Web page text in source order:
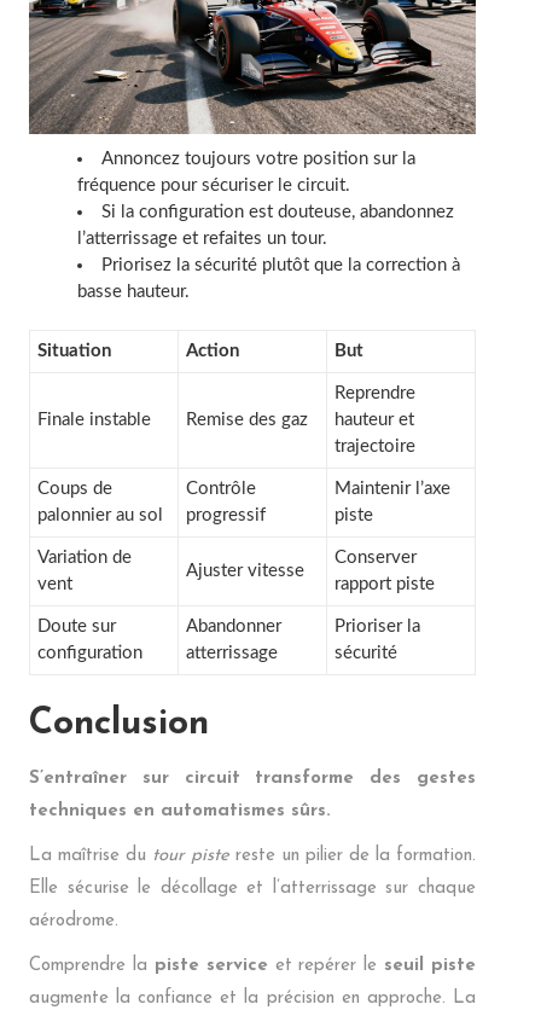
Annoncez toujours votre position sur la
fréquence pour sécuriser le circuit.
Si la configuration est douteuse, abandonnez
l’atterrissage et refaites un tour.
Priorisez la sécurité plutôt que la correction à
basse hauteur.
Situation Action But
Finale instable Remise des gaz
Reprendre
hauteur et
trajectoire
Coups de
palonnier au sol
Contrôle
progressif
Maintenir l’axe
piste
Variation de
vent
Ajuster vitesse
Conserver
rapport piste
Doute sur
configuration
Abandonner
atterrissage
Prioriser la
sécurité
Conclusion
S’entraîner sur circuit transforme des gestes
techniques en automatismes sûrs.
La maîtrise du tour piste reste un pilier de la formation.
Elle sécurise le décollage et l’atterrissage sur chaque
aérodrome.
Comprendre la piste service et repérer le seuil piste
augmente la confiance et la précision en approche. La